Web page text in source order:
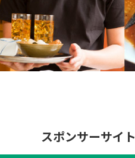
スポンサーサイト